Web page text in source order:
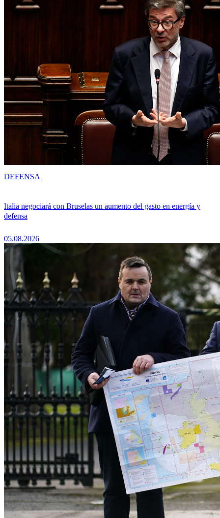
Italia negociará con Bruselas un aumento del gasto en energía y
defensa
05.08.2026
DEFENSA